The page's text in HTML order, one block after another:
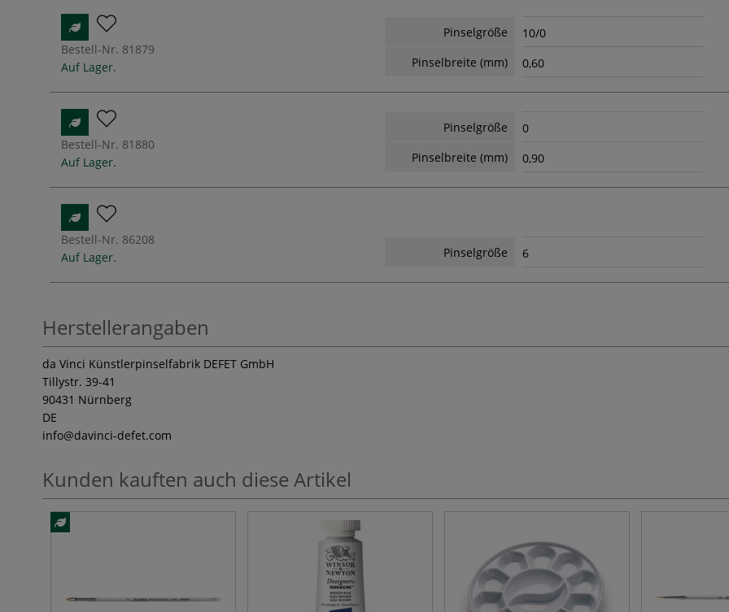
Bestell-Nr. 81879
Auf Lager.
Pinselgröße
10/0
Pinselbreite (mm)
0,60
Bestell-Nr. 81880
Auf Lager.
Pinselgröße
0
Pinselbreite (mm)
0,90
Bestell-Nr. 86208
Auf Lager.
Pinselgröße 6
Herstellerangaben
da Vinci Künstlerpinselfabrik DEFET GmbH
Tillystr. 39-41
90431 Nürnberg
DE
info@davinci-defet.com
Kunden kauften auch diese Artikel